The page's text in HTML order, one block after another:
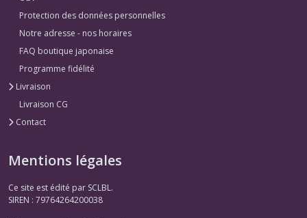
Protection des données personnelles
Notre adresse - nos horaires
FAQ boutique japonaise
Programme fidélité
Livraison
Livraison CG
Contact
Mentions légales
Ce site est édité par SCLBL.
SIREN : 79764264200038